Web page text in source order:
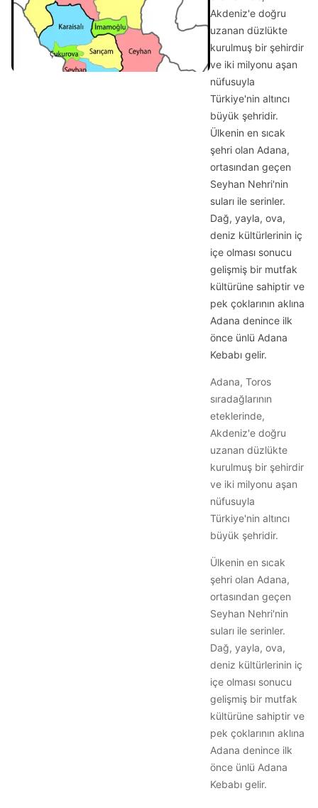
Akdeniz'e doğru
uzanan düzlükte
kurulmuş bir şehirdir
ve iki milyonu aşan
nüfusuyla
Türkiye'nin altıncı
büyük şehridir.
Ülkenin en sıcak
şehri olan Adana,
ortasından geçen
Seyhan Nehri'nin
suları ile serinler.
Dağ, yayla, ova,
deniz kültürlerinin iç
içe olması sonucu
gelişmiş bir mutfak
kültürüne sahiptir ve
pek çoklarının aklına
Adana denince ilk
önce ünlü Adana
Kebabı gelir.
Adana, Toros
sıradağlarının
eteklerinde,
Akdeniz'e doğru
uzanan düzlükte
kurulmuş bir şehirdir
ve iki milyonu aşan
nüfusuyla
Türkiye'nin altıncı
büyük şehridir.
Ülkenin en sıcak
şehri olan Adana,
ortasından geçen
Seyhan Nehri'nin
suları ile serinler.
Dağ, yayla, ova,
deniz kültürlerinin iç
içe olması sonucu
gelişmiş bir mutfak
kültürüne sahiptir ve
pek çoklarının aklına
Adana denince ilk
önce ünlü Adana
Kebabı gelir.